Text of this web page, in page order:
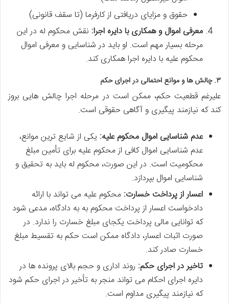
حقوق و مزایای دریافتی از کارفرما (تا سقف قانونی)
معرفی اموال و همکاری با دایره اجرا: نقش محکوم له در این
مرحله بسیار مهم است. او باید در شناسایی و معرفی اموال
محکوم علیه با دایره اجرا همکاری کند.
۳. چالش ها و موانع احتمالی در اجرای حکم
علیرغم قطعیت حکم، ممکن است در مرحله اجرا چالش هایی بروز
کند که نیازمند پیگیری و آگاهی حقوقی است.
عدم شناسایی اموال محکوم علیه: یکی از شایع ترین موانع،
عدم شناسایی اموال کافی از محکوم علیه برای تأمین مبلغ
محکومیت است. در این صورت، محکوم له باید به تحقیق و
شناسایی اموال بپردازد.
اعسار از پرداخت خسارت: محکوم علیه می تواند با ارائه
دادخواست اعسار از پرداخت محکوم به به دادگاه، مدعی شود
که توانایی مالی پرداخت یکجای مبلغ خسارت را ندارد. در
صورت اثبات اعسار، دادگاه ممکن است حکم به تقسیط مبلغ
خسارت صادر کند.
تاخیر در اجرای حکم: روند اداری و حجم بالای پرونده ها در
دایره اجرای احکام می تواند منجر به تأخیر در اجرای حکم شود
که نیازمند پیگیری مداوم است.